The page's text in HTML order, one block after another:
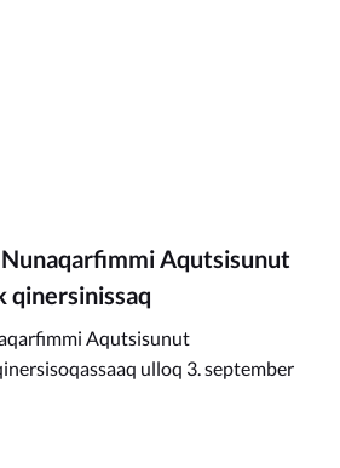
Aqutsisunut
qinersinissaq
Aqutsisunut
ulloq 3. september